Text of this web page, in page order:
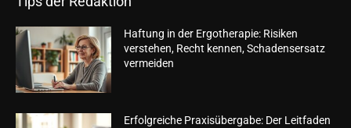
Haftung in der Ergotherapie: Risiken
verstehen, Recht kennen, Schadensersatz
vermeiden
Erfolgreiche Praxisübergabe: Der Leitfaden